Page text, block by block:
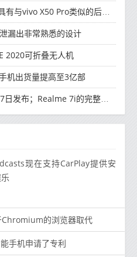
vivo X50 Pro类似的后部设计
漏出非常熟悉的设计
2020可折叠无人机
机出货量提高至3亿部
Realme 7i的完整规格并导致泄漏
现在支持CarPlay提供安
的浏览器取代
手机申请了专利